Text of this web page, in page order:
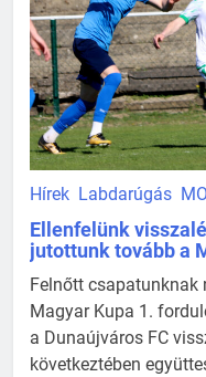
Hírek Labdarúgás
Ellenfelünk
jutottunk tovább a
Felnőtt csapatunknak
Magyar Kupa 1.
a Dunaújváros FC
következtében